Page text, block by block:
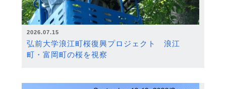
2026.07.15
弘前大学浪江町桜復興プロジェクト 浪江
町・富岡町の桜を視察